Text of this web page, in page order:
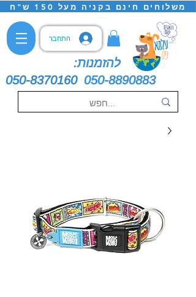
משלוחים חינם בקניה מעל 150 ש"ח
התחבר
להזמנות:
050-8370160 050-8890883